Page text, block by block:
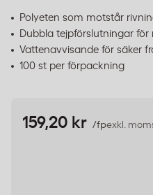
Polyeten som motstår
Dubbla tejpförslutningar för
Vattenavvisande för säker
100 st per förpackning
159,20 kr /fpexkl.